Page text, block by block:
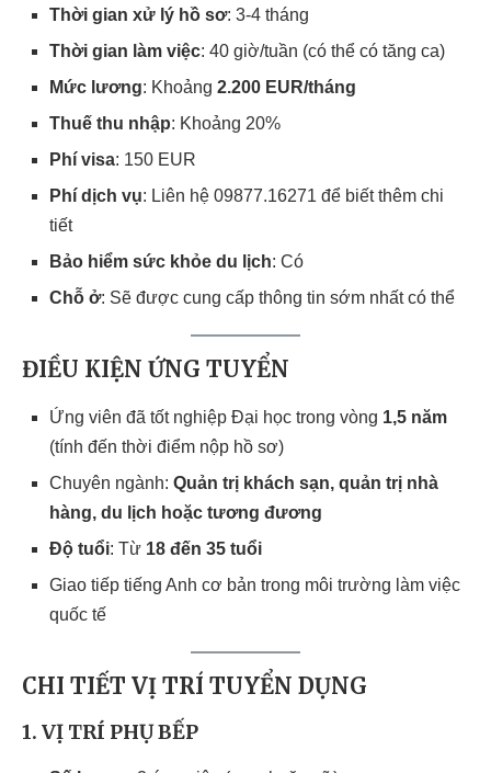
Thời gian xử lý hồ sơ: 3-4 tháng
Thời gian làm việc: 40 giờ/tuần (có thể có tăng ca)
Mức lương: Khoảng 2.200 EUR/tháng
Thuế thu nhập: Khoảng 20%
Phí visa: 150 EUR
Phí dịch vụ: Liên hệ 09877.16271 để biết thêm chi
tiết
Bảo hiểm sức khỏe du lịch: Có
Chỗ ở: Sẽ được cung cấp thông tin sớm nhất có thể
ĐIỀU KIỆN ỨNG TUYỂN
Ứng viên đã tốt nghiệp Đại học trong vòng 1,5 năm
(tính đến thời điểm nộp hồ sơ)
Chuyên ngành: Quản trị khách sạn, quản trị nhà
hàng, du lịch hoặc tương đương
Độ tuổi: Từ 18 đến 35 tuổi
Giao tiếp tiếng Anh cơ bản trong môi trường làm việc
quốc tế
CHI TIẾT VỊ TRÍ TUYỂN DỤNG
1. VỊ TRÍ PHỤ BẾP